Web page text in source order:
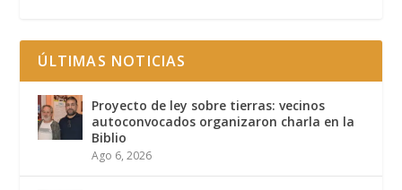
ÚLTIMAS NOTICIAS
Proyecto de ley sobre tierras: vecinos
autoconvocados organizaron charla en la
Biblio
Ago 6, 2026